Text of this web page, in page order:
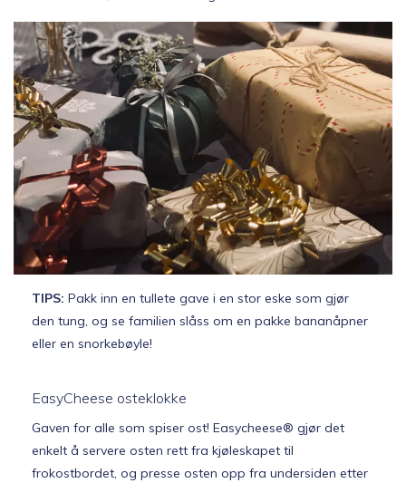
TIPS: Pakk inn en tullete gave i en stor eske som gjør
den tung, og se familien slåss om en pakke bananåpner
eller en snorkebøyle!
EasyCheese osteklokke
Gaven for alle som spiser ost! Easycheese® gjør det
enkelt å servere osten rett fra kjøleskapet til
frokostbordet, og presse osten opp fra undersiden etter